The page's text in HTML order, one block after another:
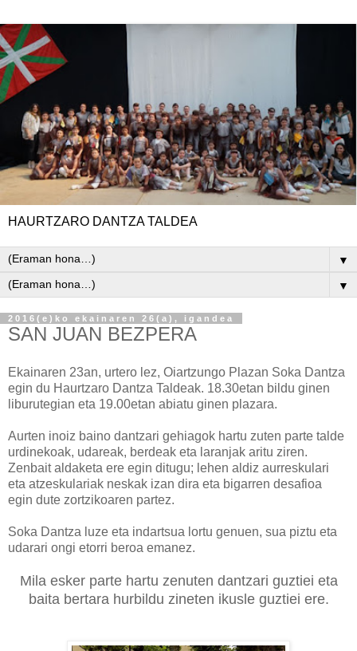
HAURTZARO DANTZA TALDEA
▼
▼
2016(e)ko ekainaren 26(a), igandea
SAN JUAN BEZPERA
Ekainaren 23an, urtero lez, Oiartzungo Plazan Soka Dantza
egin du Haurtzaro Dantza Taldeak. 18.30etan bildu ginen
liburutegian eta 19.00etan abiatu ginen plazara.
Aurten inoiz baino dantzari gehiagok hartu zuten parte talde
urdinekoak, udareak, berdeak eta laranjak aritu ziren.
Zenbait aldaketa ere egin ditugu; lehen aldiz aurreskulari
eta atzeskulariak neskak izan dira eta bigarren desafioa
egin dute zortzikoaren partez.
Soka Dantza luze eta indartsua lortu genuen, sua piztu eta
udarari ongi etorri beroa emanez.
Mila esker parte hartu zenuten dantzari guztiei eta
baita bertara hurbildu zineten ikusle guztiei ere.